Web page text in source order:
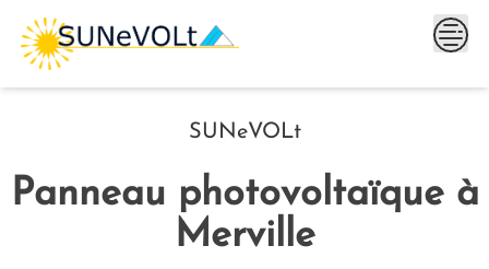
Skip
content
SUNeVOLt
Panneau photovoltaïque à
Merville